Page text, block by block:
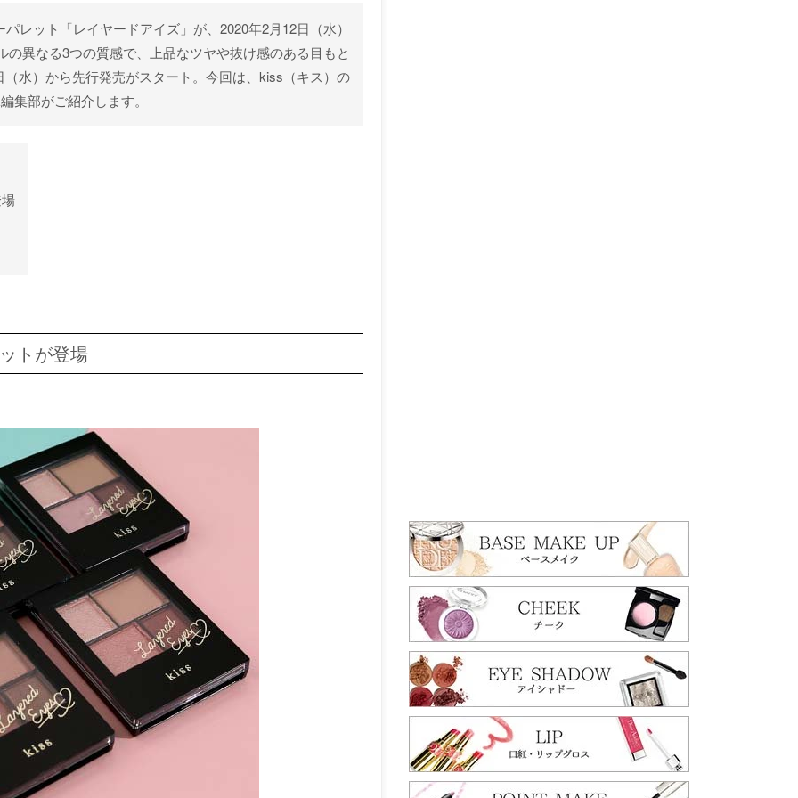
レット「レイヤードアイズ」が、2020年2月12日（水）
異なる3つの質感で、上品なツヤや抜け感のある目もと
水）から先行発売がスタート。今回は、kiss（キス）の
集部がご紹介します。
トが登場